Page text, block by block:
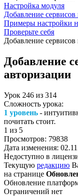
Настройка модуля
Добавление
Примеры настройки
Проверьте себя
Добавление
Добавление
авторизации
Урок 246 из 314
Сложность урока:
1 уровень -
почитать стоит.
1 из 5
Просмотров: 79838
Дата изменения:
Недоступно в
Текущую редакцию
на странице
Обновление
Ограничений нет